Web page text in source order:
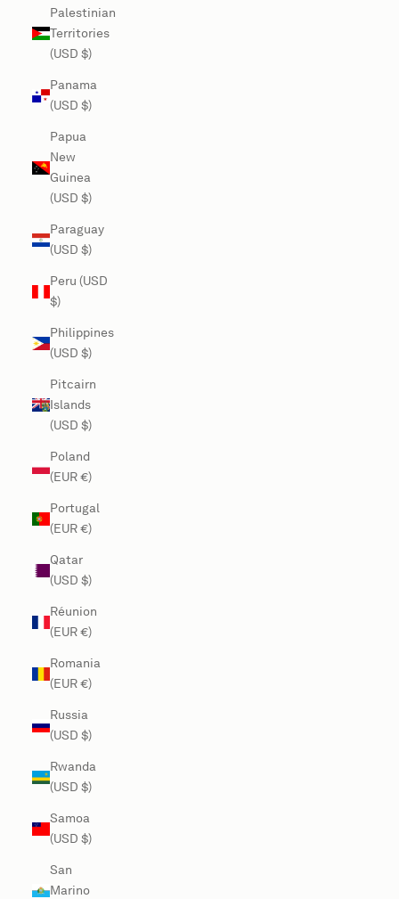
Palestinian
Territories
(USD $)
Panama
(USD $)
Papua
New
Guinea
(USD $)
Paraguay
(USD $)
Peru (USD
$)
Philippines
(USD $)
Pitcairn
Islands
(USD $)
Poland
(EUR €)
Portugal
(EUR €)
Qatar
(USD $)
Réunion
(EUR €)
Romania
(EUR €)
Russia
(USD $)
Rwanda
(USD $)
Samoa
(USD $)
San
Marino